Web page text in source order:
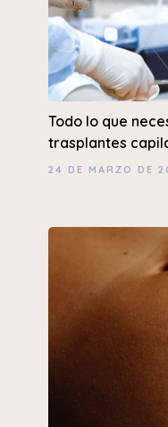
Todo lo que
trasplantes
24 DE MARZO DE